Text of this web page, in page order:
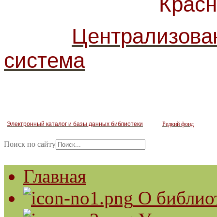
система
Электронный каталог и базы данных библиотеки Редкий фонд
Поиск по сайту
Главная
О